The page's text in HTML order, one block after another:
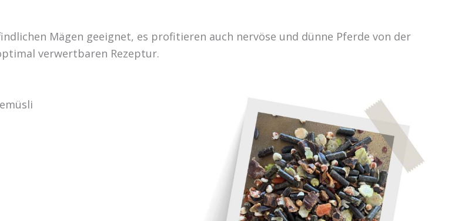
Mägen geeignet, es profitieren auch nervöse und dünne Pferde von der
verwertbaren Rezeptur.